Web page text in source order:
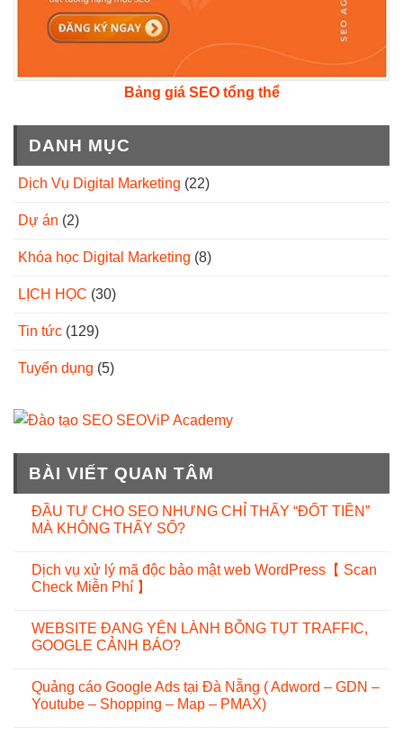
Bảng giá SEO tổng thể
DANH MỤC
Dịch Vụ Digital Marketing (22)
Dự án (2)
Khóa học Digital Marketing (8)
LỊCH HỌC (30)
Tin tức (129)
Tuyển dụng (5)
BÀI VIẾT QUAN TÂM
ĐẦU TƯ CHO SEO NHƯNG CHỈ THẤY “ĐỐT TIỀN”
MÀ KHÔNG THẤY SỐ?
Dịch vụ xử lý mã độc bảo mật web WordPress【 Scan
Check Miễn Phí 】
WEBSITE ĐANG YÊN LÀNH BỖNG TỤT TRAFFIC,
GOOGLE CẢNH BÁO?
Quảng cáo Google Ads tại Đà Nẵng ( Adword – GDN –
Youtube – Shopping – Map – PMAX)